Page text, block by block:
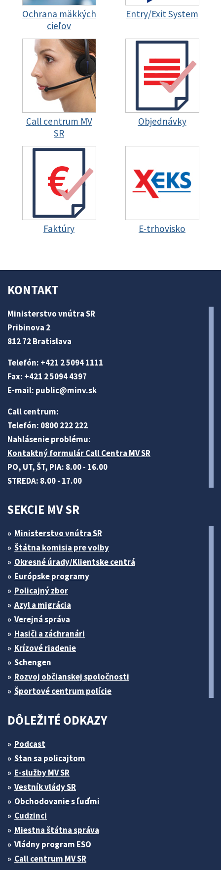
Ochrana mäkkých
cieľov
Entry/Exit System
Call centrum MV
SR
Objednávky
Faktúry E-trhovisko
KONTAKT
Ministerstvo vnútra SR
Pribinova 2
812 72 Bratislava
Telefón: +421 2 5094 1111
Fax: +421 2 5094 4397
E-mail: public@minv.sk
Call centrum:
Telefón: 0800 222 222
Nahlásenie problému:
Kontaktný formulár Call Centra MV SR
PO, UT, ŠT, PIA: 8.00 - 16.00
STREDA: 8.00 - 17.00
SEKCIE MV SR
Ministerstvo vnútra SR
Štátna komisia pre volby
Okresné úrady/Klientske centrá
Európske programy
Policajný zbor
Azyl a migrácia
Verejná správa
Hasiči a záchranári
Krízové riadenie
Schengen
Rozvoj občianskej spoločnosti
Športové centrum polície
DÔLEŽITÉ ODKAZY
Podcast
Stan sa policajtom
E-služby MV SR
Vestník vlády SR
Obchodovanie s ľuďmi
Cudzinci
Miestna štátna správa
Vládny program ESO
Call centrum MV SR